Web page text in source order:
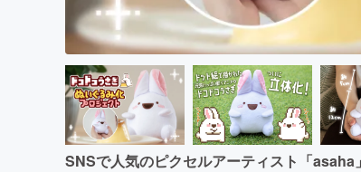
SNSで人気のピクセルアーティスト「